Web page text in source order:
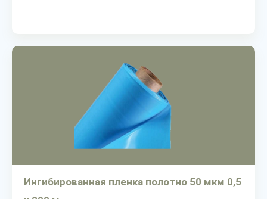
Ингибированная пленка полотно 50 мкм 0,5